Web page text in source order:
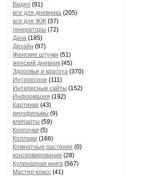
Видео (91)
все для дневника (205)
все для ЖЖ (37)
генераторы (72)
Дача (185)
Дизайн (97)
Женские штучки (51)
женский дневник (45)
Здоровье и красота (370)
Интересное (111)
Интересные сайты (152)
Информация (192)
Картинки (43)
кинофильмы (9)
клипарты (59)
Кнопочки (5)
Коллажи (166)
Комнатные растения (0)
консервирование (28)
Кулинарная книга (567)
Мастер-класс (41)